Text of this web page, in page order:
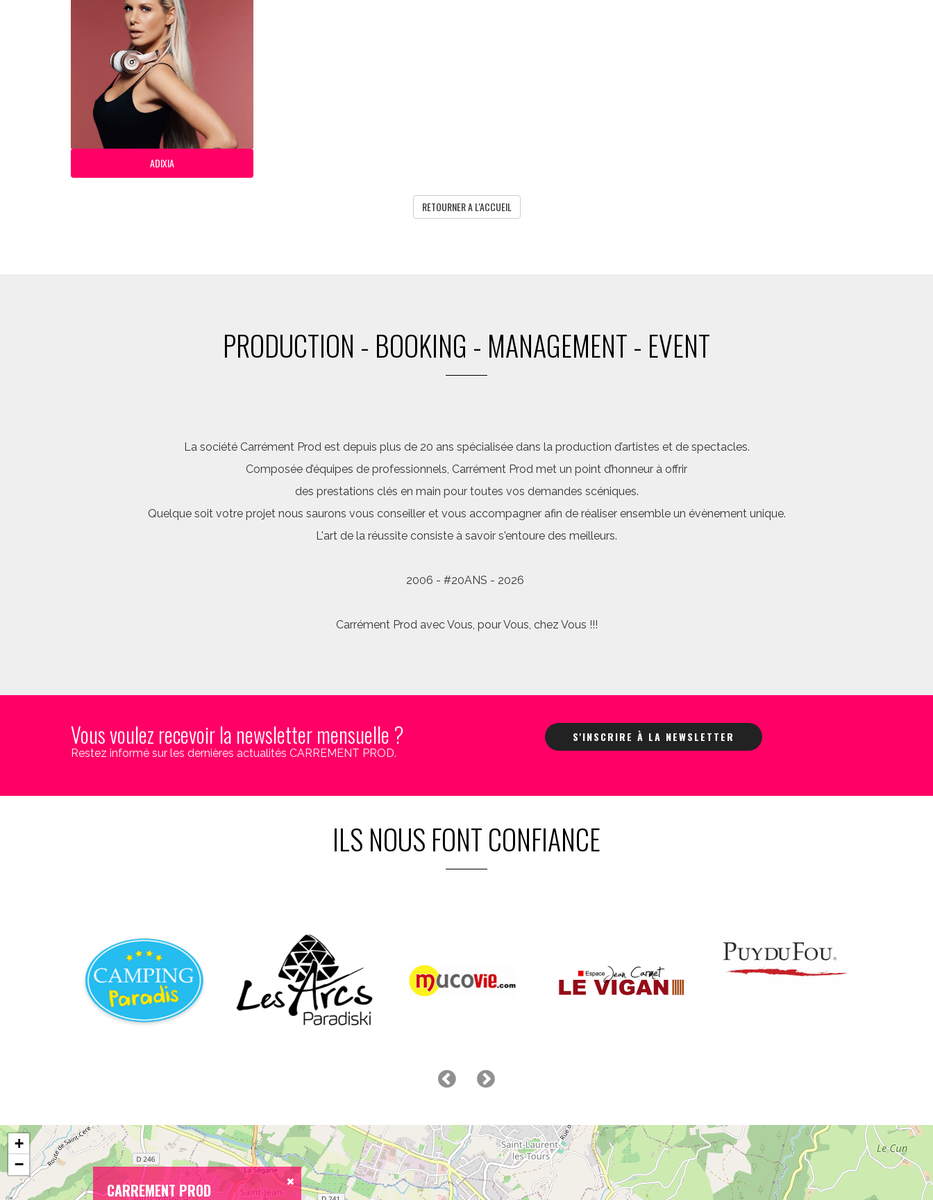
ADIXIA
RETOURNER A L'ACCUEIL
PRODUCTION - BOOKING - MANAGEMENT - EVENT
La société Carrément Prod est depuis plus de 20 ans spécialisée dans la production d’artistes et de spectacles.
Composée d’équipes de professionnels, Carrément Prod met un point d’honneur à offrir
des prestations clés en main pour toutes vos demandes scéniques.
Quelque soit votre projet nous saurons vous conseiller et vous accompagner afin de réaliser ensemble un évènement unique.
L'art de la réussite consiste à savoir s'entoure des meilleurs.
2006 - #20ANS - 2026
Carrément Prod avec Vous, pour Vous, chez Vous !!!
Vous voulez recevoir la newsletter mensuelle ?
Restez informé sur les dernières actualités CARREMENT PROD.
S'INSCRIRE À LA NEWSLETTER
ILS NOUS FONT CONFIANCE
CARREMENT PROD
+
−